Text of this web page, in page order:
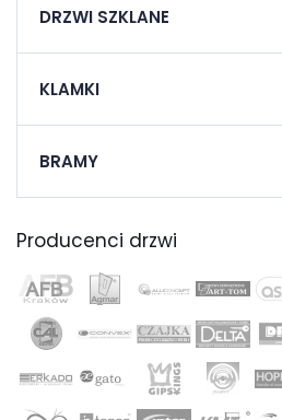
DRZWI SZKLANE
KLAMKI
BRAMY
Producenci drzwi